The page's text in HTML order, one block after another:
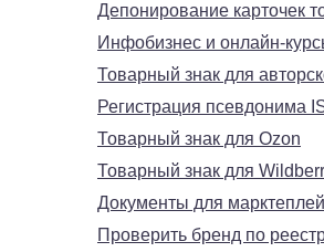
Депонирование карточек
Инфобизнес и онлайн-
Товарный знак для
Регистрация псевдонима
Товарный знак для Ozon
Товарный знак для
Документы для
Проверить бренд по